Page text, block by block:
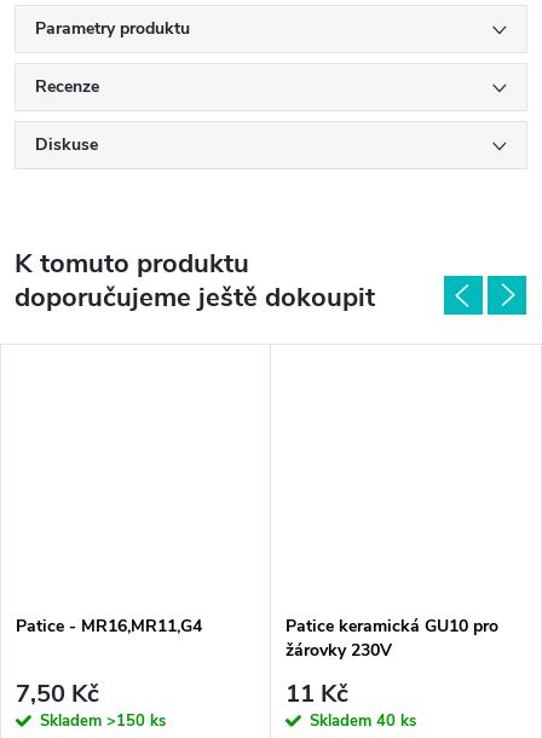
Parametry produktu
Recenze
Diskuse
K tomuto produktu
doporučujeme ještě dokoupit
Patice - MR16,MR11,G4
7,50 Kč
Skladem >150 ks
Patice keramická GU10 pro
žárovky 230V
11 Kč
Skladem 40 ks